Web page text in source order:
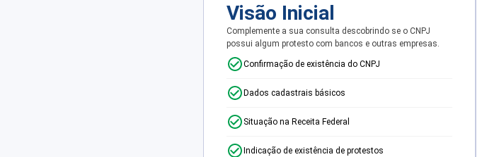
Visão Inicial
Complemente a sua consulta descobrindo se o CNPJ
possui algum protesto com bancos e outras empresas.
Confirmação de existência do CNPJ
Dados cadastrais básicos
Situação na Receita Federal
Indicação de existência de protestos